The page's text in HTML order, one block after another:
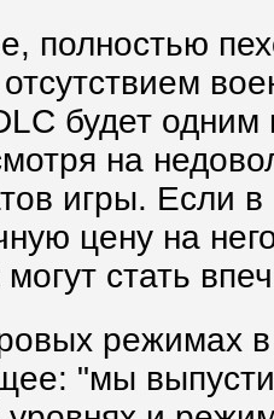
полностью
будет одним
на
игры. Если
цену на
могут стать
режимах
"мы